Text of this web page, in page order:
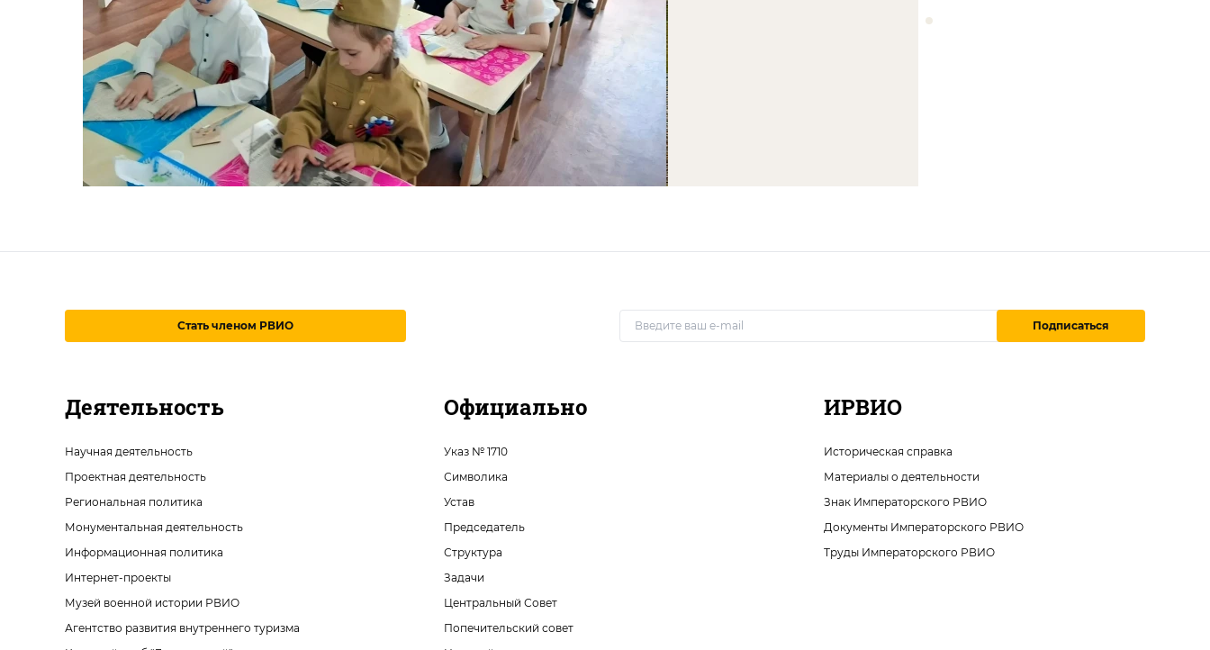
Стать членом РВИО Подписаться
Деятельность
Научная деятельность
Проектная деятельность
Региональная политика
Монументальная деятельность
Информационная политика
Интернет-проекты
Музей военной истории РВИО
Агентство развития внутреннего туризма
Официально
Указ № 1710
Символика
Устав
Председатель
Структура
Задачи
Центральный Совет
Попечительский совет
ИРВИО
Историческая справка
Материалы о деятельности
Знак Императорского РВИО
Документы Императорского РВИО
Труды Императорского РВИО